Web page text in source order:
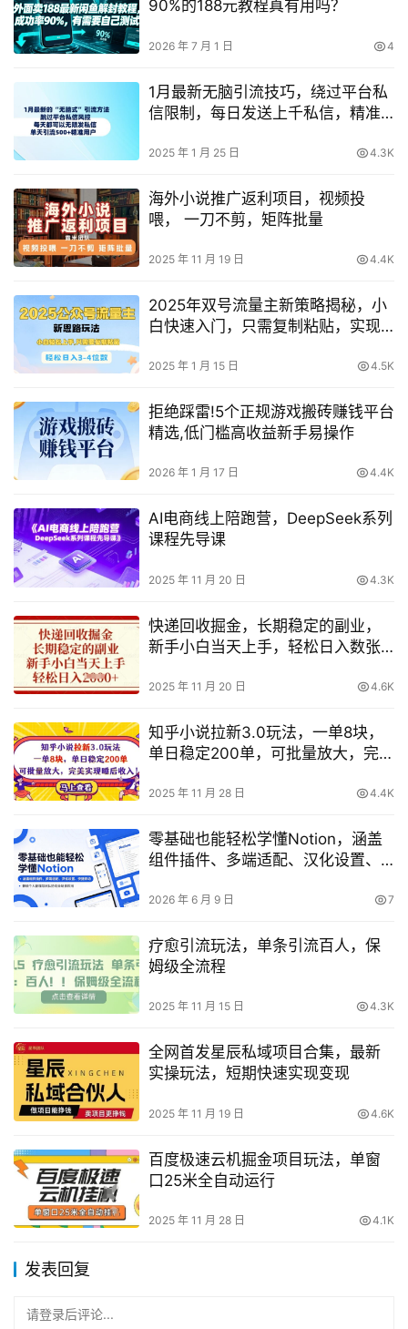
90%的188元教程真有用吗？
2026 年 7 月 1 日 4
1月最新无脑引流技巧，绕过平台私
信限制，每日发送上千私信，精准
2025 年 1 月 25 日 4.3K
海外小说推广返利项目，视频投
喂， 一刀不剪，矩阵批量
2025 年 11 月 19 日 4.4K
2025年双号流量主新策略揭秘，小
白快速入门，只需复制粘贴，实现
2025 年 1 月 15 日 4.5K
拒绝踩雷!5个正规游戏搬砖赚钱平台
精选,低门槛高收益新手易操作
2026 年 1 月 17 日 4.4K
AI电商线上陪跑营，DeepSeek系列
课程先导课
2025 年 11 月 20 日 4.3K
快递回收掘金，长期稳定的副业，
新手小白当天上手，轻松日入数张
2025 年 11 月 20 日 4.6K
知乎小说拉新3.0玩法，一单8块，
单日稳定200单，可批量放大，完美
2025 年 11 月 28 日 4.4K
零基础也能轻松学懂Notion，涵盖
组件插件、多端适配、汉化设置、
同全场景应用
2026 年 6 月 9 日 7
疗愈引流玩法，单条引流百人，保
姆级全流程
2025 年 11 月 15 日 4.3K
全网首发星辰私域项目合集，最新
实操玩法，短期快速实现变现
2025 年 11 月 19 日 4.6K
百度极速云机掘金项目玩法，单窗
口25米全自动运行
2025 年 11 月 28 日 4.1K
发表回复
请登录后评论...